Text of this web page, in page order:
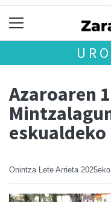
Azaroaren
Onintza Lete Arrieta